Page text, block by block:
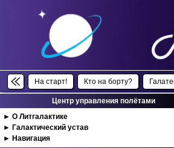
На старт! Кто на борту?
Центр управления полётами
► О Литгалактике
► Галактический устав
► Навигация